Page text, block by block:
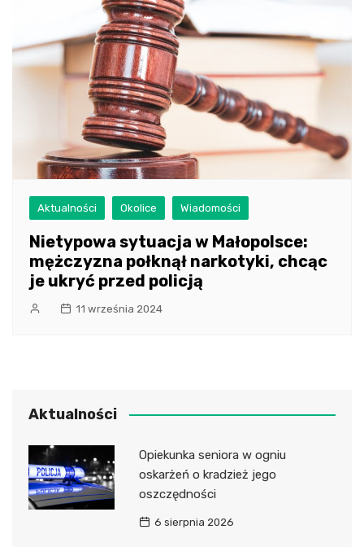
Aktualności Okolice Wiadomości
Nietypowa sytuacja w Małopolsce:
mężczyzna połknął narkotyki, chcąc
je ukryć przed policją
11 września 2024
Aktualności
Opiekunka seniora w ogniu
oskarżeń o kradzież jego
oszczędności
6 sierpnia 2026